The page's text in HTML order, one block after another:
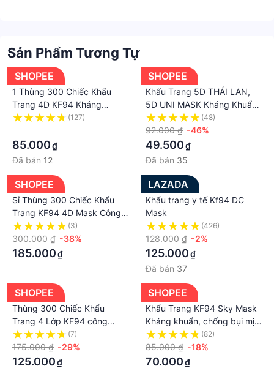
#khautrang
#khautrang4dkf94
#4dhafapro
#4dkf94hafapro
#4d
#kf94
#khautrangnguoilon
#khautrangkieudanghanquoc
Sản Phẩm Tương Tự
SHOPEE
1 Thùng 300 Chiếc Khẩu
Trang 4D KF94 Kháng
Khuẩn
(127)
85.000₫
Đã bán 12
SHOPEE
Khẩu Trang 5D THÁI LAN,
5D UNI MASK Kháng Khuẩn,
nhiều Màu Lạ Siêu Đẹp
(48)
92.000 ₫ -46%
49.500₫
Đã bán 35
SHOPEE
Sỉ Thùng 300 Chiếc Khẩu
Trang KF94 4D Mask Công
Nghệ Hàn Quốc Ngăn Ngừa
Virut
(3)
300.000 ₫ -38%
185.000₫
LAZADA
Khẩu trang y tế Kf94 DC
Mask
(426)
128.000 ₫ -2%
125.000₫
Đã bán 37
SHOPEE
Thùng 300 Chiếc Khẩu
Trang 4 Lớp KF94 công
nghệ Hàn Quốc Ngăn chặn
99% bụi mịn, vi khuẩn
(7)
175.000 ₫ -29%
125.000₫
SHOPEE
Khẩu Trang KF94 Sky Mask
Kháng khuẩn, chống bụi mịn
loại dày 4 lớp 4D
(82)
85.000 ₫ -18%
70.000₫